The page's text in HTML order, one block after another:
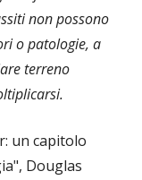
non possono
o patologie, a
terreno
un capitolo
Douglas